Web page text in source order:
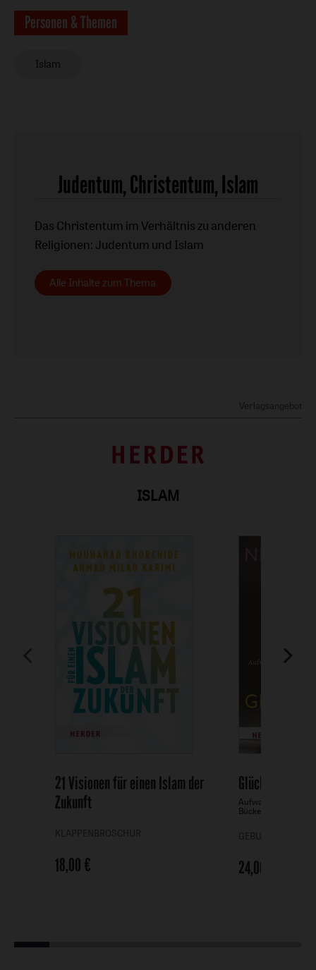
Personen & Themen
Islam
Judentum, Christentum, Islam
Das Christentum im Verhältnis zu anderen
Religionen: Judentum und Islam
Alle Inhalte zum Thema
ISLAM
21 Visionen für einen Islam der
Zukunft
18,00 €
Glückskind
-
Aufwachsen
Bückeburg
24,00 €